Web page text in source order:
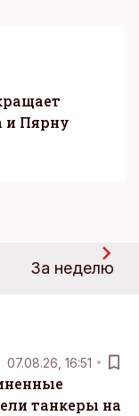
и Пярну
За неделю
07.08.26, 16:51
танкеры на